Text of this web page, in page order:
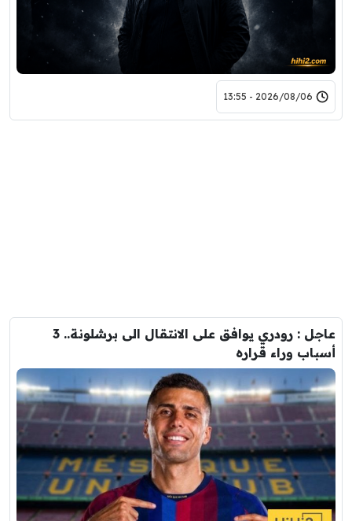
2026/08/06 - 13:55
عاجل : رودري يوافق على الانتقال الى برشلونة.. 3
أسباب وراء قراره